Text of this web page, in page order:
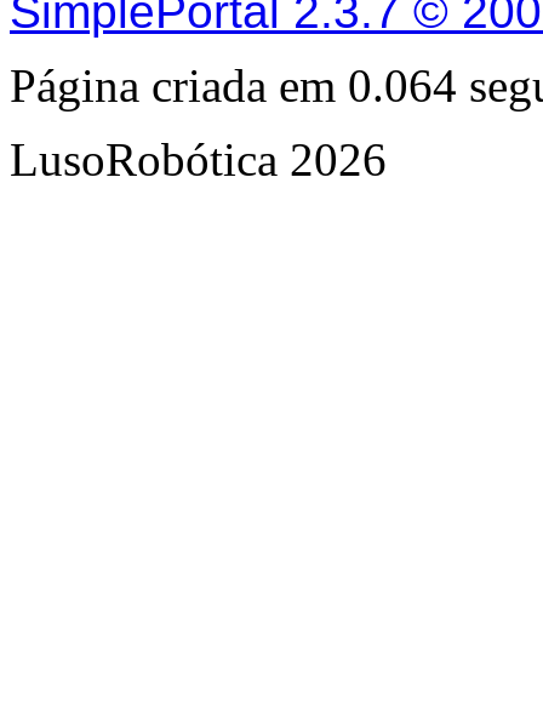
SimplePortal 2.3.7 ©
Página criada em 0.064
LusoRobótica 2026